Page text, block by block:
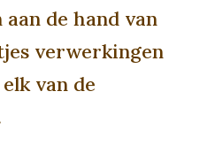
de hand van
verwerkingen
van de